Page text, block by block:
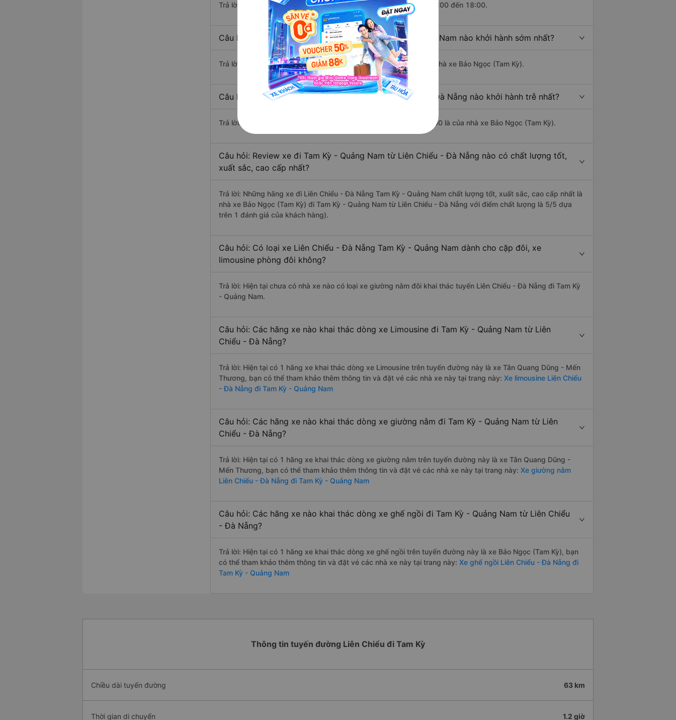
Trả lời: Trung bình mỗi ngày có khoảng 15 chuyến xe bắt đầu từ 5:00 đến 18:00.
Câu hỏi: Nhà xe đi Liên Chiểu - Đà Nẵng Tam Kỳ - Quảng Nam nào khởi hành sớm nhất?
Trả lời: Chuyến xe có giờ xuất phát sớm nhất vào lúc 5:00 là của nhà xe Bảo Ngọc (Tam Kỳ).
Câu hỏi: Nhà xe đi Tam Kỳ - Quảng Nam từ Liên Chiểu - Đà Nẵng nào khởi hành trễ nhất?
Trả lời: Chuyến xe có giờ xuất phát trễ (muộn) nhất là vào lúc 18:00 là của nhà xe Bảo Ngọc (Tam Kỳ).
Câu hỏi: Review xe đi Tam Kỳ - Quảng Nam từ Liên Chiểu - Đà Nẵng nào có chất lượng tốt,
xuất sắc, cao cấp nhất?
Trả lời: Những hãng xe đi Liên Chiểu - Đà Nẵng Tam Kỳ - Quảng Nam chất lượng tốt, xuất sắc, cao cấp nhất là
nhà xe Bảo Ngọc (Tam Kỳ) đi Tam Kỳ - Quảng Nam từ Liên Chiểu - Đà Nẵng với điểm chất lượng là 5/5 dựa
trên 1 đánh giá của khách hàng).
Câu hỏi: Có loại xe Liên Chiểu - Đà Nẵng Tam Kỳ - Quảng Nam dành cho cặp đôi, xe
limousine phòng đôi không?
Trả lời: Hiện tại chưa có nhà xe nào có loại xe giường nằm đôi khai thác tuyến Liên Chiểu - Đà Nẵng đi Tam Kỳ
- Quảng Nam.
Câu hỏi: Các hãng xe nào khai thác dòng xe Limousine đi Tam Kỳ - Quảng Nam từ Liên
Chiểu - Đà Nẵng?
Trả lời: Hiện tại có 1 hãng xe khai thác dòng xe Limousine trên tuyến đường này là xe Tân Quang Dũng - Mến
Thương, bạn có thể tham khảo thêm thông tin và đặt vé các nhà xe này tại trang này: Xe limousine Liên Chiểu
- Đà Nẵng đi Tam Kỳ - Quảng Nam
Câu hỏi: Các hãng xe nào khai thác dòng xe giường nằm đi Tam Kỳ - Quảng Nam từ Liên
Chiểu - Đà Nẵng?
Trả lời: Hiện tại có 1 hãng xe khai thác dòng xe giường nằm trên tuyến đường này là xe Tân Quang Dũng -
Mến Thương, bạn có thể tham khảo thêm thông tin và đặt vé các nhà xe này tại trang này: Xe giường nằm
Liên Chiểu - Đà Nẵng đi Tam Kỳ - Quảng Nam
Câu hỏi: Các hãng xe nào khai thác dòng xe ghế ngồi đi Tam Kỳ - Quảng Nam từ Liên Chiểu
- Đà Nẵng?
Trả lời: Hiện tại có 1 hãng xe khai thác dòng xe ghế ngồi trên tuyến đường này là xe Bảo Ngọc (Tam Kỳ), bạn
có thể tham khảo thêm thông tin và đặt vé các nhà xe này tại trang này: Xe ghế ngồi Liên Chiểu - Đà Nẵng đi
Tam Kỳ - Quảng Nam
Thông tin tuyến đường Liên Chiểu đi Tam Kỳ
Chiều dài tuyến đường 63 km
Thời gian di chuyển 1.2 giờ